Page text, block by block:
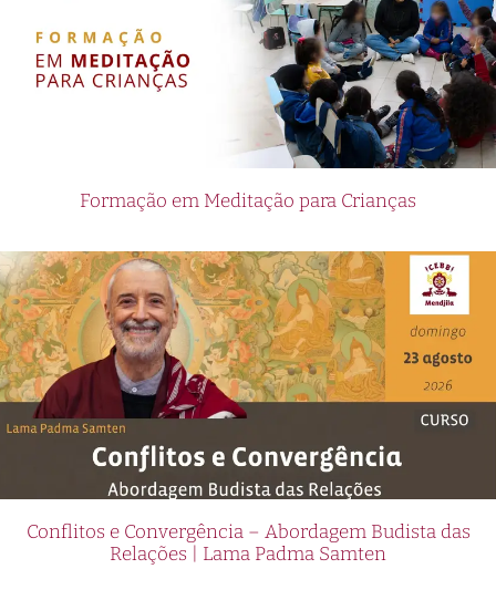
Casino tiene algo para todos. No pierdas la
oportunidad de unirte a la diversión y la
emoción en Pin Up Casino y descubre por qué se
ha convertido en el nuevo destino favorito de
los peruanos en busca de entretenimiento de
Formação em Meditação para Crianças
Conflitos e Convergência – Abordagem Budista das
Relações | Lama Padma Samten